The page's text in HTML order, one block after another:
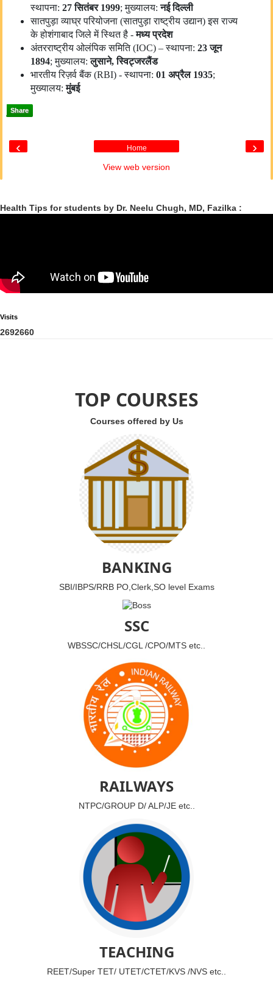
स्थापना: 27सितंबर 1999; मुख्यालय:नई दिल्ली
सातपुड़ा व्याघ्र परियोजना (सातपुड़ा राष्ट्रीय उद्यान) इस राज्य
के होशंगाबाद जिले में स्थित है -मध्य प्रदेश
अंतरराष्ट्रीय ओलंपिक समिति (IOC) – स्थापना: 23जून
1894; मुख्यालय:लुसाने,स्विट्जरलैंड
भारतीय रिज़र्व बैंक (RBI) - स्थापना: 01 अप्रैल 1935;
मुख्यालय:मुंबई
Share
‹ ›
Home
View web version
Health Tips for students by Dr. Neelu Chugh, MD, Fazilka :
Visits
2692660
TOP COURSES
Courses offered by Us
BANKING
SBI/IBPS/RRB PO,Clerk,SO level Exams
SSC
WBSSC/CHSL/CGL /CPO/MTS etc..
RAILWAYS
NTPC/GROUP D/ ALP/JE etc..
TEACHING
REET/Super TET/ UTET/CTET/KVS /NVS etc..